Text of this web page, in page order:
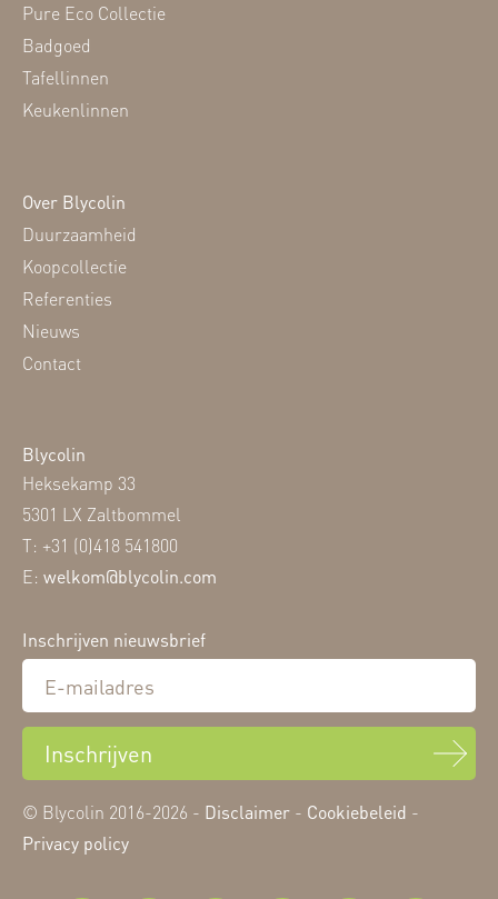
Pure Eco Collectie
Badgoed
Tafellinnen
Keukenlinnen
Over Blycolin
Duurzaamheid
Koopcollectie
Referenties
Nieuws
Contact
Blycolin
Heksekamp 33
5301 LX Zaltbommel
T: +31 (0)418 541800
E: welkom@blycolin.com
Inschrijven nieuwsbrief
Inschrijven
© Blycolin 2016-2026 - Disclaimer - Cookiebeleid -
Privacy policy